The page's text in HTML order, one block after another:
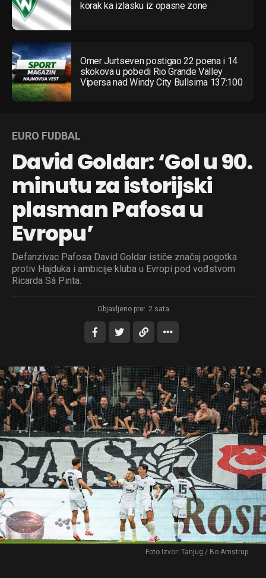
korak ka izlasku iz opasne zone
Omer Jurtseven postigao 22 poena i 14
skokova u pobedi Rio Grande Valley
Vipersa nad Windy City Bullsima 137:100
EURO FUDBAL
David Goldar: ‘Gol u 90.
minutu za istorijski
plasman Pafosa u
Evropu’
Defanzivac Pafosa David Goldar ističe značaj pogotka
protiv Hajduka i ambicije kluba u Evropi pod vođstvom
Ricarda Sá Pinta.
Objavljeno pre: 2 sata
Foto Izvor: Tanjug / Bo Amstrup